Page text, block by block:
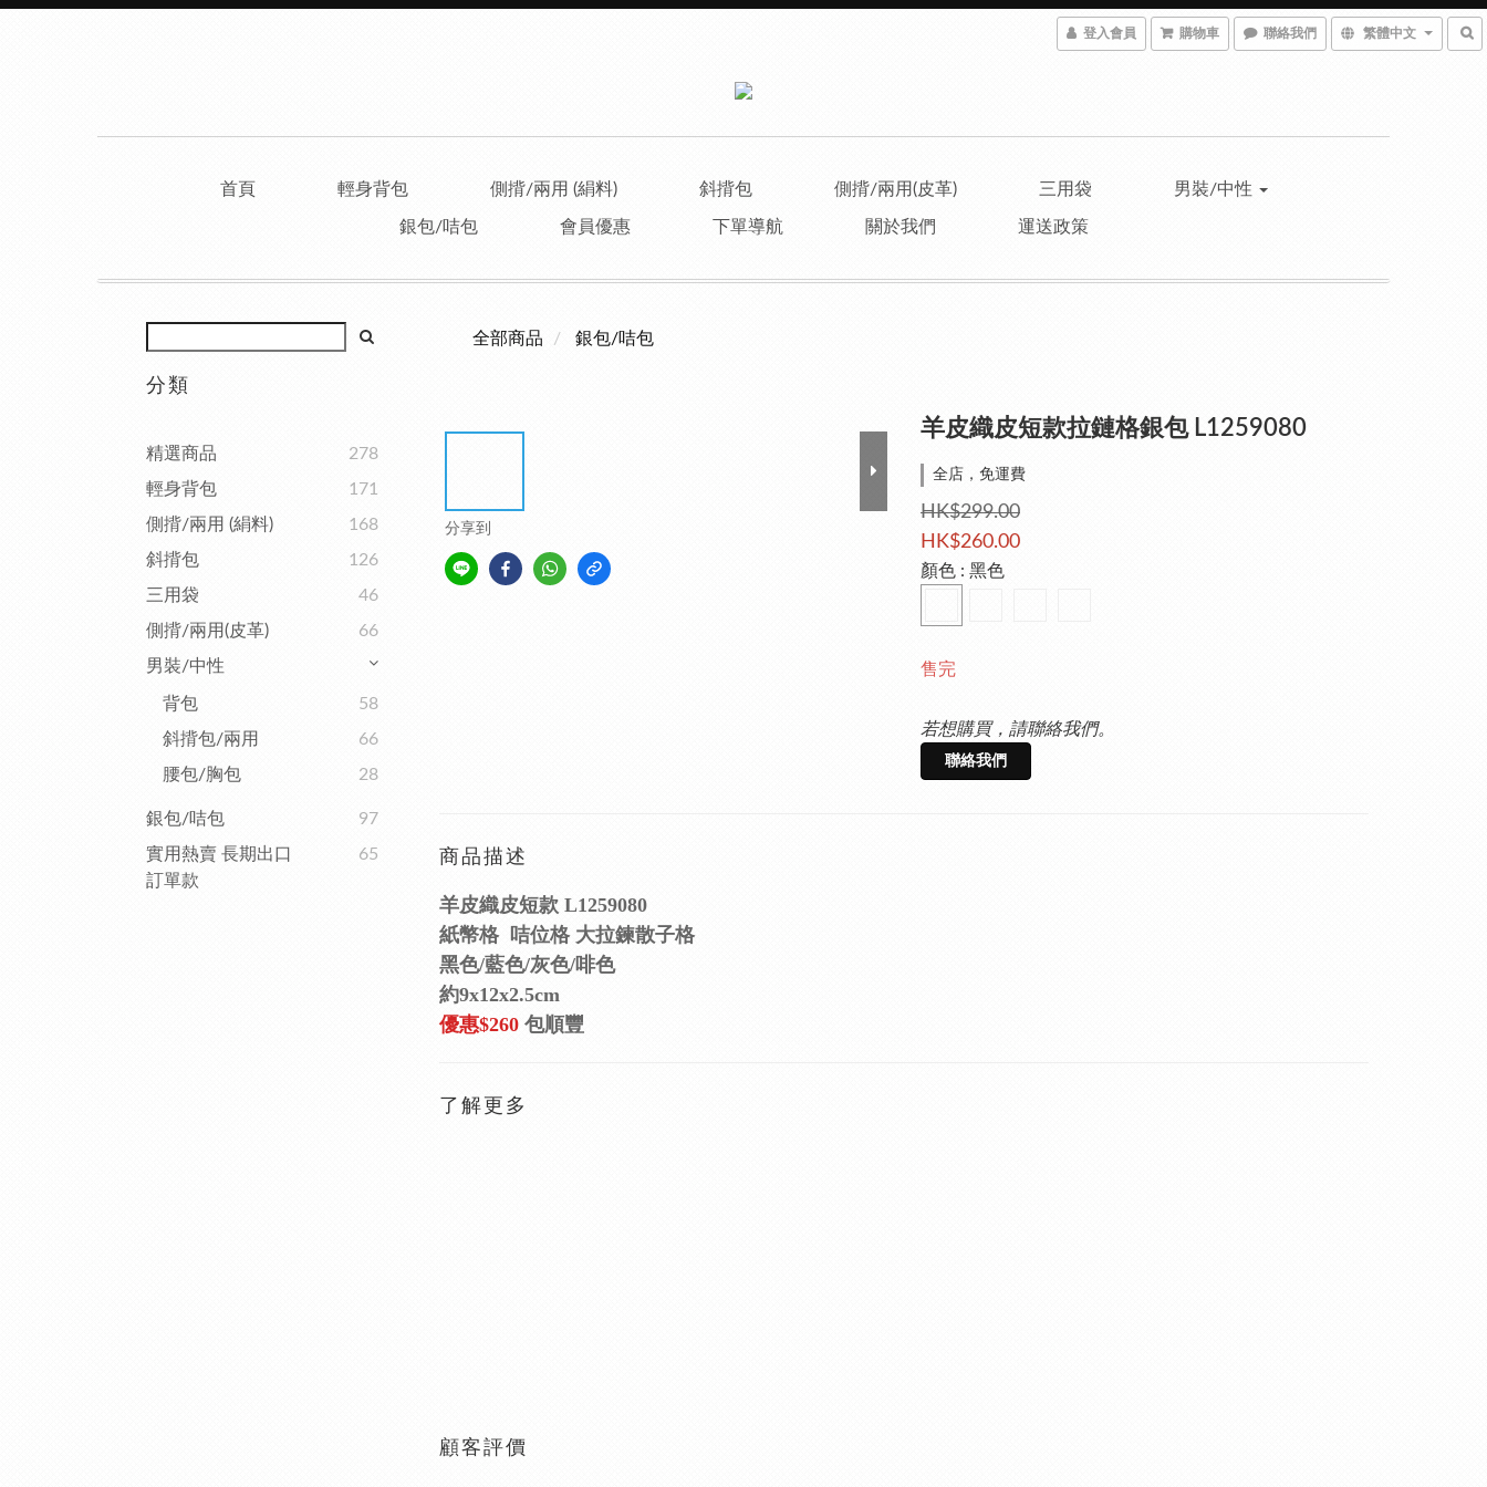
登入會員 購物車 聯絡我們 繁體中文
首頁 輕身背包 側揹/兩用 (絹料) 斜揹包 側揹/兩用(皮革) 三用袋 男裝/中性
銀包/咭包 會員優惠 下單導航 關於我們 運送政策
分類
精選商品
278
輕身背包
171
側揹/兩用 (絹料)
168
斜揹包
126
三用袋
46
側揹/兩用(皮革)
66
男裝/中性
背包
58
斜揹包/兩用
66
腰包/胸包
28
銀包/咭包
97
實用熱賣 長期出口
訂單款
65
全部商品 銀包/咭包
分享到
羊皮織皮短款拉鏈格銀包 L1259080
全店，免運費
HK$299.00
HK$260.00
顏色 : 黑色
售完
若想購買，請聯絡我們。
聯絡我們
商品描述
羊皮織皮短款 L1259080
紙幣格 咭位格 大拉鍊散子格
黑色/藍色/灰色/啡色
約9x12x2.5cm
優惠$260 包順豐
了解更多
顧客評價